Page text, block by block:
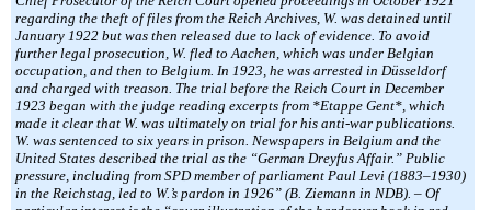
regarding the theft of files from the Reich Archives, W. was detained until
January 1922 but was then released due to lack of evidence. To avoid
further legal prosecution, W. fled to Aachen, which was under Belgian
occupation, and then to Belgium. In 1923, he was arrested in Düsseldorf
and charged with treason. The trial before the Reich Court in December
1923 began with the judge reading excerpts from *Etappe Gent*, which
made it clear that W. was ultimately on trial for his anti-war publications.
W. was sentenced to six years in prison. Newspapers in Belgium and the
United States described the trial as the “German Dreyfus Affair.” Public
pressure, including from SPD member of parliament Paul Levi (1883–1930)
in the Reichstag, led to W.’s pardon in 1926” (B. Ziemann in NDB). – Of